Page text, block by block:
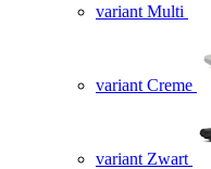
variant Multi
variant Creme
variant Zwart